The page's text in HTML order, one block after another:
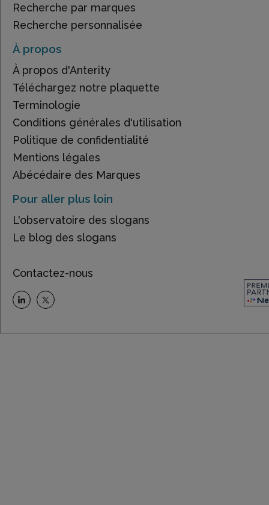
Recherche par marques
Recherche personnalisée
À propos
À propos d'Anterity
Téléchargez notre plaquette
Terminologie
Conditions générales d'utilisation
Politique de confidentialité
Mentions légales
Abécédaire des Marques
Pour aller plus loin
L'observatoire des slogans
Le blog des slogans
Contactez-nous